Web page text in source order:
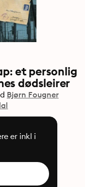
et personlig
dødsleirer
Bjørn Fougner
er inkl i